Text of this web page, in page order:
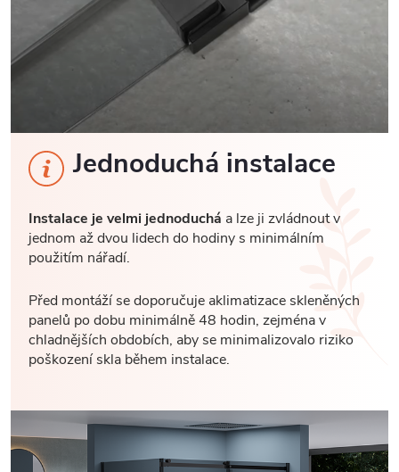
Jednoduchá instalace
Instalace je velmi jednoduchá a lze ji zvládnout v
jednom až dvou lidech do hodiny s minimálním
použitím nářadí.
Před montáží se doporučuje aklimatizace skleněných
panelů po dobu minimálně 48 hodin, zejména v
chladnějších obdobích, aby se minimalizovalo riziko
poškození skla během instalace.